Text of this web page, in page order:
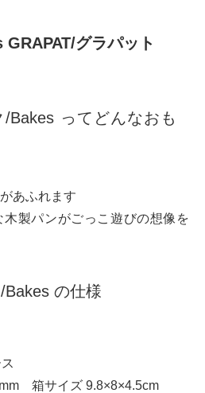
グラパット
/Bakes ってどんなおも
あふれます
製パンがごっこ遊びの想像を
Bakes の仕様
箱サイズ 9.8×8×4.5cm